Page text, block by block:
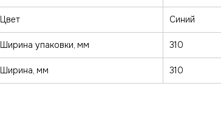
Цвет Синий
Ширина упаковки, мм 310
Ширина, мм 310